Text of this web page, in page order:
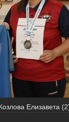
Елизавета